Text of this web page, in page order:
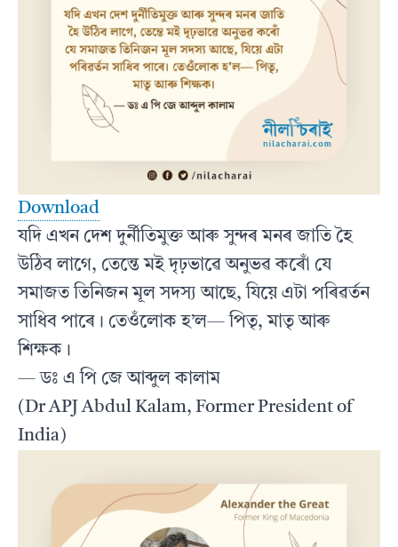
Download
যদি এখন দেশ দুৰ্নীতিমুক্ত আৰু সুন্দৰ মনৰ জাতি হৈ
উঠিব লাগে, তেন্তে মই দৃঢ়ভাৱে অনুভৱ কৰোঁ যে
সমাজত তিনিজন মূল সদস্য আছে, যিয়ে এটা পৰিৱৰ্তন
সাধিব পাৰে। তেওঁলোক হ’ল— পিতৃ, মাতৃ আৰু
শিক্ষক।
— ডঃ এ পি জে আব্দুল কালাম
(Dr APJ Abdul Kalam, Former President of
India)